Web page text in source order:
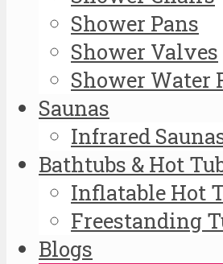
Shower Pans
Shower Valves
Shower Water
Saunas
Infrared
Bathtubs & Hot
Inflatable Hot
Freestanding
Blogs